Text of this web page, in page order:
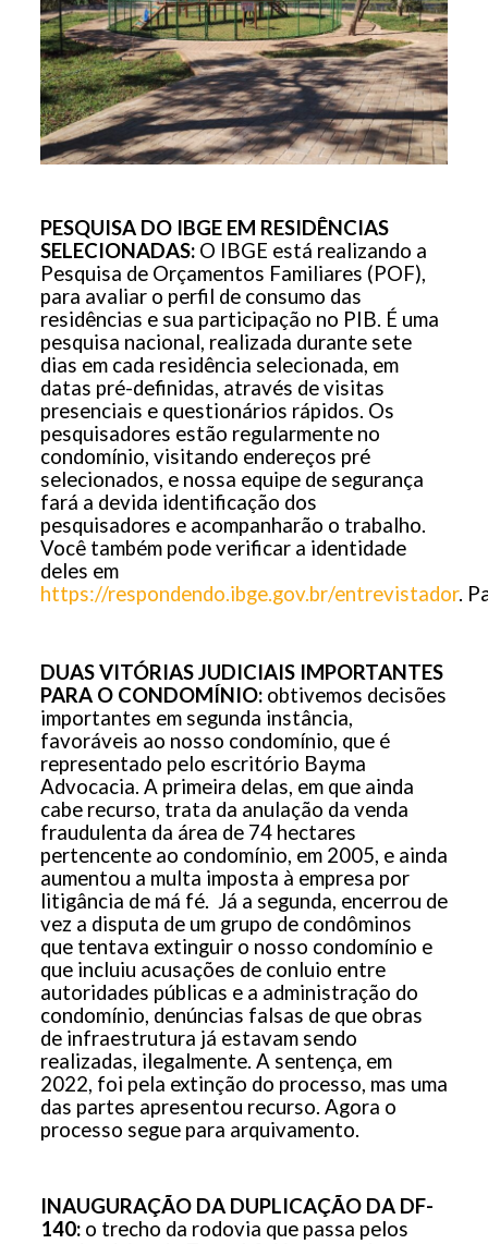
PESQUISA DO IBGE EM RESIDÊNCIAS
SELECIONADAS: O IBGE está realizando a
Pesquisa de Orçamentos Familiares (POF),
para avaliar o perfil de consumo das
residências e sua participação no PIB. É uma
pesquisa nacional, realizada durante sete
dias em cada residência selecionada, em
datas pré-definidas, através de visitas
presenciais e questionários rápidos. Os
pesquisadores estão regularmente no
condomínio, visitando endereços pré
selecionados, e nossa equipe de segurança
fará a devida identificação dos
pesquisadores e acompanharão o trabalho.
Você também pode verificar a identidade
deles em
https://respondendo.ibge.gov.br/entrevistador.
DUAS VITÓRIAS JUDICIAIS IMPORTANTES
PARA O CONDOMÍNIO:obtivemos decisões
importantes em segunda instância,
favoráveis ao nosso condomínio, que é
representado pelo escritório Bayma
Advocacia. A primeira delas, em que ainda
cabe recurso, trata da anulação da venda
fraudulenta da área de 74 hectares
pertencente ao condomínio, em 2005, e ainda
aumentou a multa imposta à empresa por
litigância de má fé. Já a segunda, encerrou de
vez a disputa de um grupo de condôminos
que tentava extinguir o nosso condomínio e
que incluiu acusações de conluio entre
autoridades públicas e a administração do
condomínio, denúncias falsas de que obras
de infraestrutura já estavam sendo
realizadas, ilegalmente. A sentença, em
2022, foi pela extinção do processo, mas uma
das partes apresentou recurso. Agora o
processo segue para arquivamento.
INAUGURAÇÃO DA DUPLICAÇÃO DA DF-
140:o trecho da rodovia que passa pelos